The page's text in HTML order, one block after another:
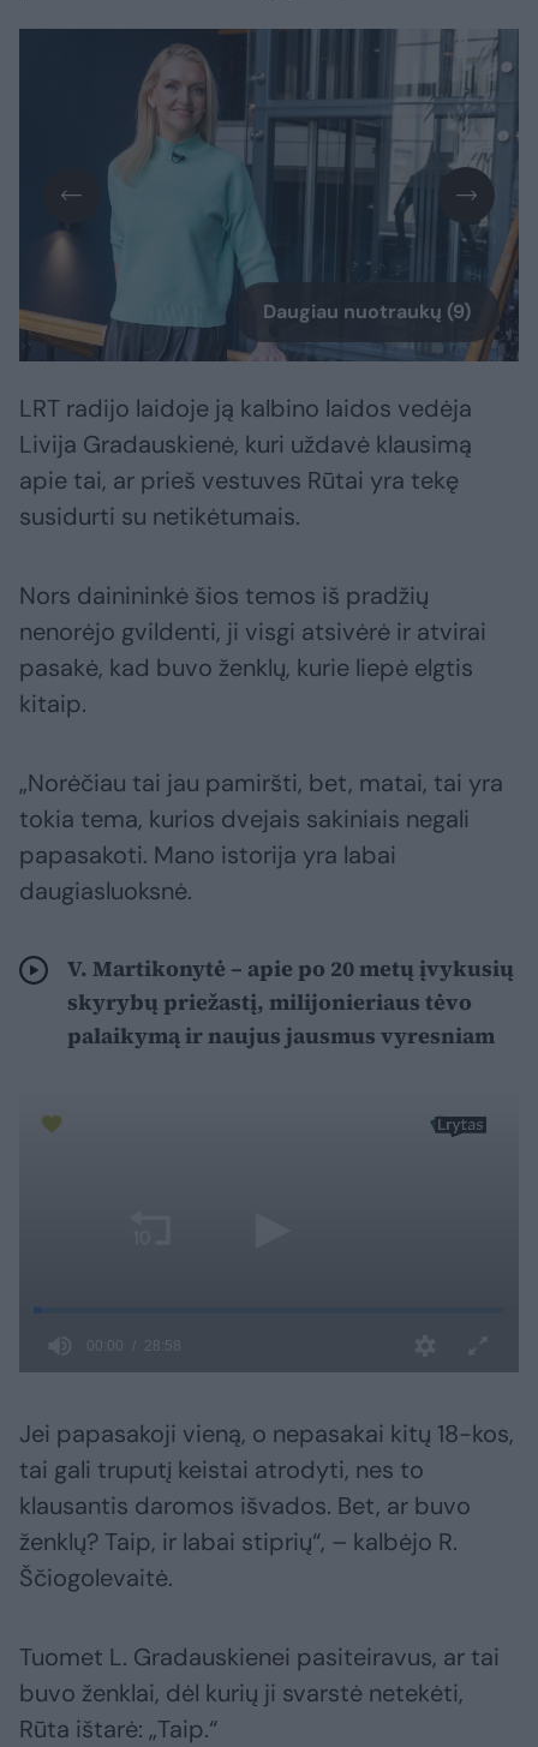
Daugiau nuotraukų (9)
LRT radijo laidoje ją kalbino laidos vedėja
Livija Gradauskienė, kuri uždavė klausimą
apie tai, ar prieš vestuves Rūtai yra tekę
susidurti su netikėtumais.
Nors dainininkė šios temos iš pradžių
nenorėjo gvildenti, ji visgi atsivėrė ir atvirai
pasakė, kad buvo ženklų, kurie liepė elgtis
kitaip.
„Norėčiau tai jau pamiršti, bet, matai, tai yra
tokia tema, kurios dvejais sakiniais negali
papasakoti. Mano istorija yra labai
daugiasluoksnė.
V. Martikonytė – apie po 20 metų įvykusių
skyrybų priežastį, milijonieriaus tėvo
palaikymą ir naujus jausmus vyresniam
Jei papasakoji vieną, o nepasakai kitų 18-kos,
tai gali truputį keistai atrodyti, nes to
klausantis daromos išvados. Bet, ar buvo
ženklų? Taip, ir labai stiprių“, – kalbėjo R.
Ščiogolevaitė.
Tuomet L. Gradauskienei pasiteiravus, ar tai
buvo ženklai, dėl kurių ji svarstė netekėti,
Rūta ištarė: „Taip.“